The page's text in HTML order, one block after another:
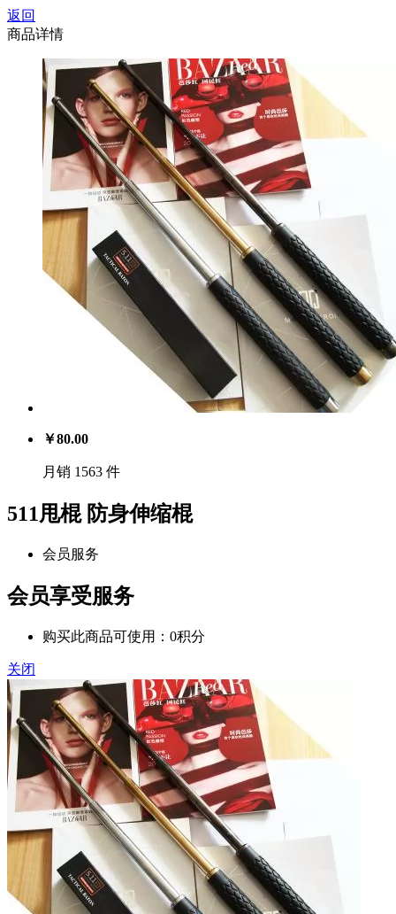
返回
商品详情
￥80.00
月销 1563 件
511甩棍 防身伸缩棍
会员服务
会员享受服务
购买此商品可使用：0积分
关闭